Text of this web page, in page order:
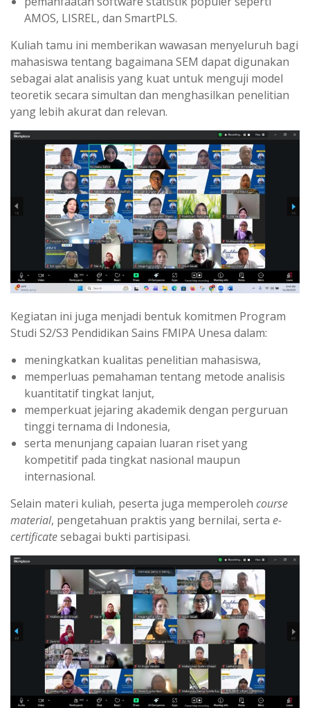
AMOS, LISREL, dan SmartPLS.
Kuliah tamu ini memberikan wawasan menyeluruh bagi
mahasiswa tentang bagaimana SEM dapat digunakan
sebagai alat analisis yang kuat untuk menguji model
teoretik secara simultan dan menghasilkan penelitian
yang lebih akurat dan relevan.
Kegiatan ini juga menjadi bentuk komitmen Program
Studi S2/S3 Pendidikan Sains FMIPA Unesa dalam:
meningkatkan kualitas penelitian mahasiswa,
memperluas pemahaman tentang metode analisis
kuantitatif tingkat lanjut,
memperkuat jejaring akademik dengan perguruan
tinggi ternama di Indonesia,
serta menunjang capaian luaran riset yang
kompetitif pada tingkat nasional maupun
internasional.
Selain materi kuliah, peserta juga memperoleh course
material, pengetahuan praktis yang bernilai, serta e-
certificatesebagai bukti partisipasi.